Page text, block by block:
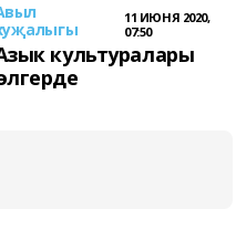
11 ИЮНЯ 2020,
07:50
культуралары